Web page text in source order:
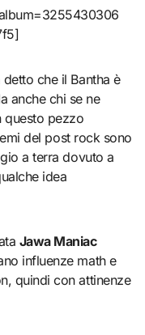
detto che il Bantha è
anche chi se ne
questo pezzo
del post rock sono
a terra dovuto a
idea
Jawa Maniac
influenze math e
quindi con attinenze